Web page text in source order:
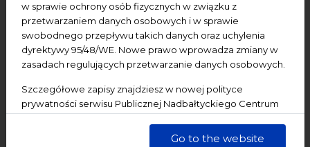
w sprawie ochrony osób fizycznych w związku z
przetwarzaniem danych osobowych i w sprawie
swobodnego przepływu takich danych oraz uchylenia
dyrektywy 95/48/WE. Nowe prawo wprowadza zmiany w
zasadach regulujących przetwarzanie danych osobowych.
Szczegółowe zapisy znajdziesz w nowej polityce
prywatności serwisu Publicznej Nadbałtyckiego Centrum
dane są przetwarzane w sposób bezpieczny, z należytą
Go to the website
24